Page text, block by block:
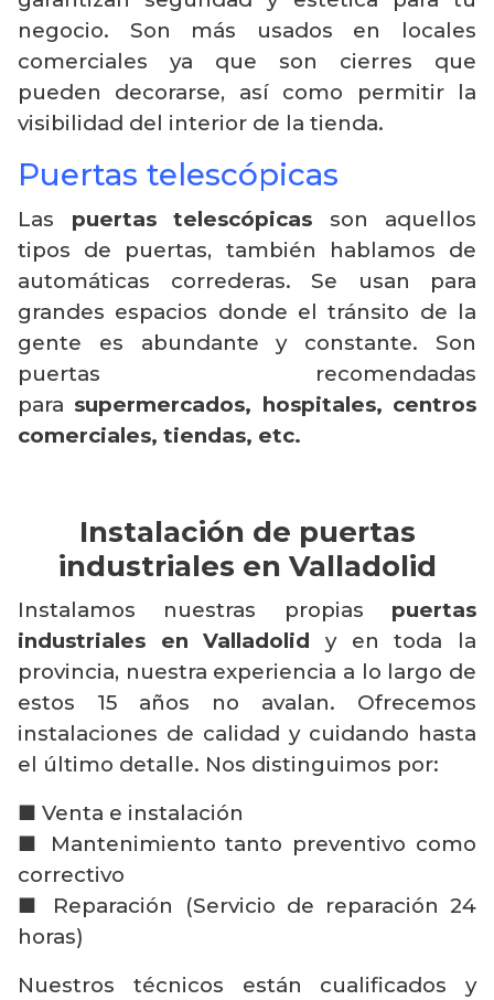
negocio. Son más usados en locales
comerciales ya que son cierres que
pueden decorarse, así como permitir la
visibilidad del interior de la tienda.
Puertas telescópicas
Las puertas telescópicas son aquellos
tipos de puertas, también hablamos de
automáticas correderas. Se usan para
grandes espacios donde el tránsito de la
gente es abundante y constante. Son
puertas recomendadas
para supermercados, hospitales, centros
comerciales, tiendas, etc.
Instalación de puertas
industriales en Valladolid
Instalamos nuestras propias puertas
industriales en Valladolid y en toda la
provincia, nuestra experiencia a lo largo de
estos 15 años no avalan. Ofrecemos
instalaciones de calidad y cuidando hasta
el último detalle. Nos distinguimos por:
■ Venta e instalación
■ Mantenimiento tanto preventivo como
correctivo
■ Reparación (Servicio de reparación 24
horas)
Nuestros técnicos están cualificados y